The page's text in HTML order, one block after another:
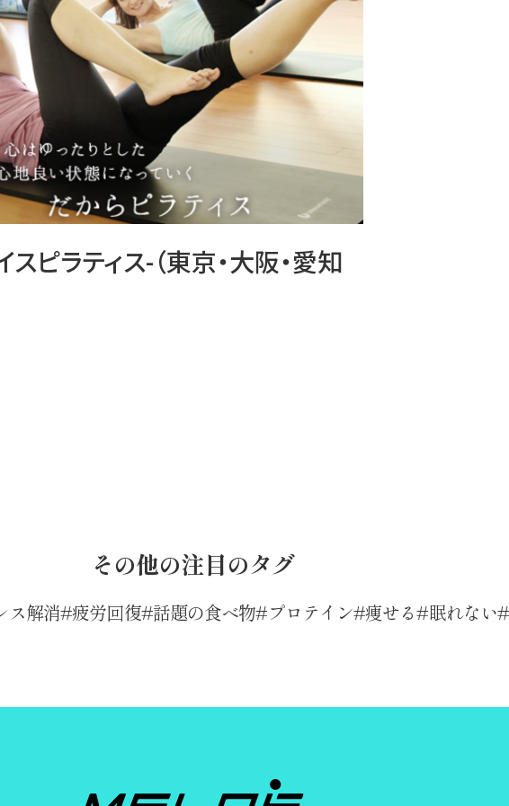
ラティス-（東京・大阪・愛知
その他の注目のタグ
ス解消 疲労回復 話題の食べ物 プロテイン 痩せる 眠れない